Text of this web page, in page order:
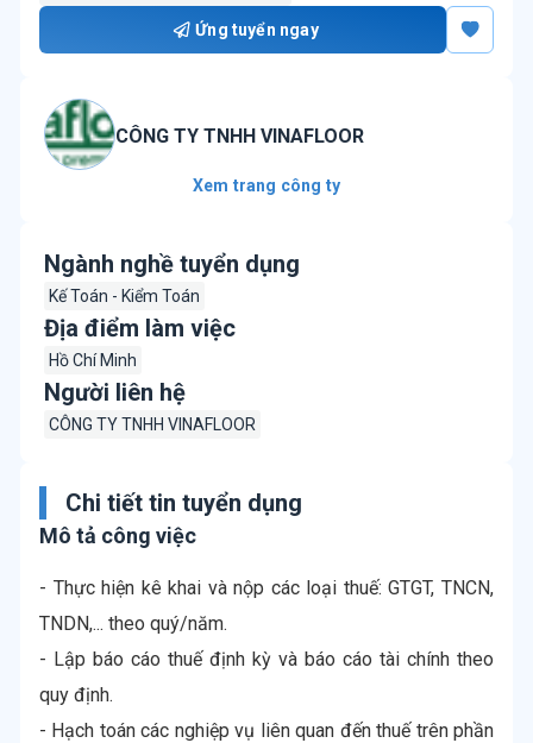
Ứng tuyển ngay
CÔNG TY TNHH VINAFLOOR
Xem trang công ty
Ngành nghề tuyển dụng
Kế Toán - Kiểm Toán
Địa điểm làm việc
Hồ Chí Minh
Người liên hệ
CÔNG TY TNHH VINAFLOOR
Chi tiết tin tuyển dụng
Mô tả công việc
- Thực hiện kê khai và nộp các loại thuế: GTGT, TNCN,
TNDN,... theo quý/năm.
- Lập báo cáo thuế định kỳ và báo cáo tài chính theo
quy định.
- Hạch toán các nghiệp vụ liên quan đến thuế trên phần